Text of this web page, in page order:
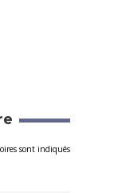
sont indiqués